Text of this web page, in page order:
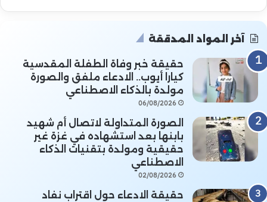
آخر المواد المدققة
حقيقة خبر وفاة الطفلة المقدسية
كيارا أيوب.. الادعاء ملفق والصورة
مولدة بالذكاء الاصطناعي
06/08/2026
الصورة المتداولة لاتصال أم شهيد
بابنها بعد استشهاده في غزة غير
حقيقية ومولدة بتقنيات الذكاء
الاصطناعي
02/08/2026
حقيقة الادعاء حول اقتراب نفاد